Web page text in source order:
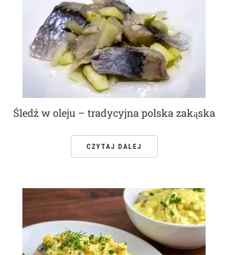
Śledź w oleju – tradycyjna polska zakąska
CZYTAJ DALEJ